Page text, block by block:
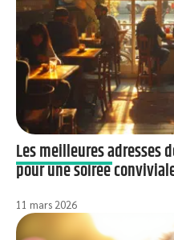
Les meilleures adresses
pour une soirée
11 mars 2026